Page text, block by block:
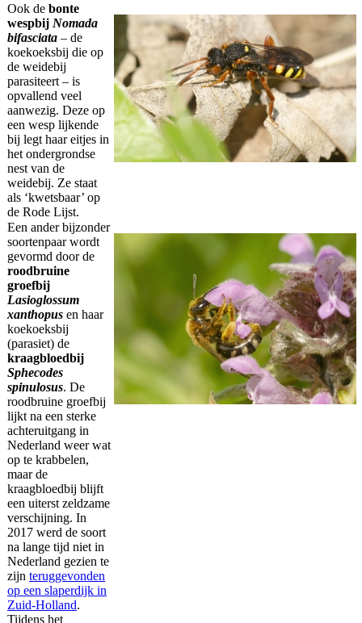
Ook de bonte
wespbij Nomada
bifasciata – de
koekoeksbij die op
de weidebij
parasiteert – is
opvallend veel
aanwezig. Deze op
een wesp lijkende
bij legt haar eitjes in
het ondergrondse
nest van de
weidebij. Ze staat
als ‘kwetsbaar’ op
de Rode Lijst.
Een ander bijzonder
soortenpaar wordt
gevormd door de
roodbruine
groefbij
Lasioglossum
xanthopus en haar
koekoeksbij
(parasiet) de
kraagbloedbij
Sphecodes
spinulosus. De
roodbruine groefbij
lijkt na een sterke
achteruitgang in
Nederland weer wat
op te krabbelen,
maar de
kraagbloedbij blijft
een uiterst zeldzame
verschijning. In
2017 werd de soort
na lange tijd niet in
Nederland gezien te
zijn teruggevonden
op een slaperdijk in
Zuid-Holland.
Tijdens het